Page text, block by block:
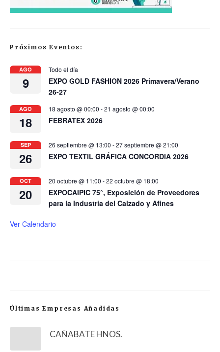
Próximos Eventos:
AGO
9
Todo el día
EXPO GOLD FASHION 2026 Primavera/Verano
26-27
AGO
18
18 agosto @ 00:00 -21 agosto @ 00:00
FEBRATEX 2026
SEP
26
26 septiembre @ 13:00 -27 septiembre @ 21:00
EXPO TEXTIL GRÁFICA CONCORDIA 2026
OCT
20
20 octubre @ 11:00 -22 octubre @ 18:00
EXPOCAIPIC 75°, Exposición de Proveedores
para la Industria del Calzado y Afines
Ver Calendario
Últimas Empresas Añadidas
CAÑABATE HNOS.